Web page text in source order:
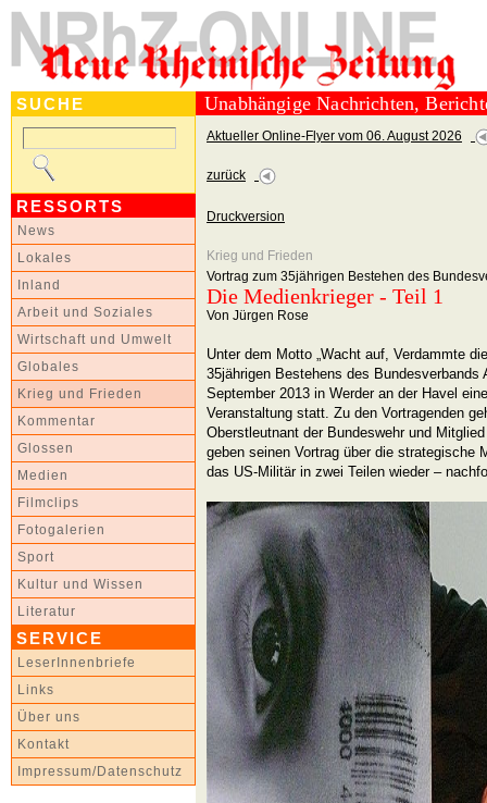
SUCHE
RESSORTS
News
Lokales
Inland
Arbeit und Soziales
Wirtschaft und Umwelt
Globales
Krieg und Frieden
Kommentar
Glossen
Medien
Filmclips
Fotogalerien
Sport
Kultur und Wissen
Literatur
SERVICE
LeserInnenbriefe
Links
Über uns
Kontakt
Impressum/Datenschutz
Unabhängige Nachrichten,
Aktueller Online-Flyer vom 06. August 2026
zurück
Druckversion
Krieg und Frieden
Vortrag zum 35jährigen Bestehen des
Die Medienkrieger - Teil 1
Von Jürgen Rose
Unter dem Motto „Wacht auf, Verdammte
35jährigen Bestehens des Bundesverbands
September 2013 in Werder an der Havel
Veranstaltung statt. Zu den Vortragenden
Oberstleutnant der Bundeswehr und
geben seinen Vortrag über die strategische
das US-Militär in zwei Teilen wieder –